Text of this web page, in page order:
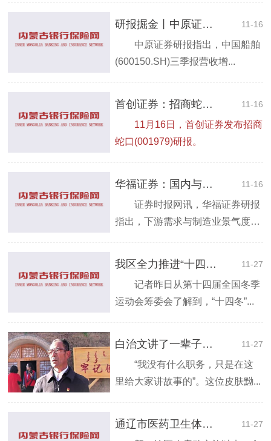
研报掘金丨中原证券：中国船舶盈利能力将逐步得到修复，首予买入”评级 11-16
中原证券研报指出，中国船舶
(600150.SH)三季报营收增...
首创证券：招商蛇口资产规模稳健增长，维持“买入”评级 11-16
11月16日，首创证券发布招商
蛇口(001979)研报。
华福证券：国内与国际需求共振 叉车行业迎发展 11-16
证券时报网讯，华福证券研报
指出，下游需求与制造业景气度相
我区全力推进“十四冬”食品安全保障 11-27
记者昨日从第十四届全国冬季
运动会筹委会了解到，“十四冬”...
白治文讲了一辈子的故事 11-27
“我没有什么职务，只是在这
里给大家讲故事的”。这位皮肤黝...
通辽市医药卫生体制改革稳步推进惠及民生 11-27